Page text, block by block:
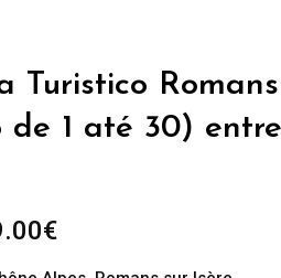
Turistico
de 1 até 30)
€Plage